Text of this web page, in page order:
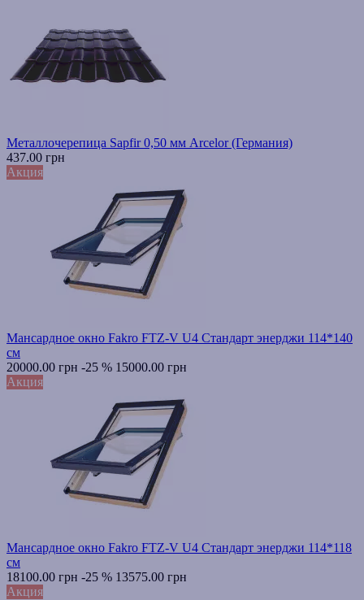
Металлочерепица Sapfir 0,50 мм Arcelor (Германия)
437.00 грн
Акция
Мансардное окно Fakro FTZ-V U4 Стандарт энерджи 114*140
см
20000.00 грн -25 % 15000.00 грн
Акция
Мансардное окно Fakro FTZ-V U4 Стандарт энерджи 114*118
см
18100.00 грн -25 % 13575.00 грн
Акция